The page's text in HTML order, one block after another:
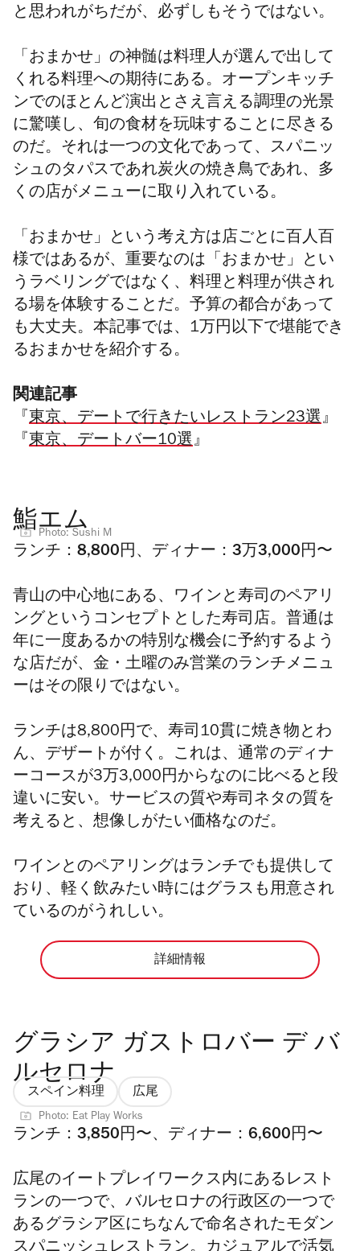
と思われがちだが、必ずしもそうではない。
「おまかせ」の神髄は料理人が選んで出して
くれる料理への期待にある。オープンキッチ
ンでのほとんど演出とさえ言える調理の光景
に驚嘆し、旬の食材を玩味することに尽きる
のだ。それは一つの文化であって、スパニッ
シュのタパスであれ炭火の焼き鳥であれ、多
くの店がメニューに取り入れている。
「おまかせ」という考え方は店ごとに百人百
様ではあるが、重要なのは「おまかせ」とい
うラベリングではなく、料理と料理が供され
る場を体験することだ。予算の都合があって
も大丈夫。本記事では、1万円以下で堪能でき
るおまかせを紹介する。
関連記事
『 東京、デートで行きたいレストラン23選』
『 東京、デートバー10選』
鮨エム
Photo: Sushi M
ランチ：8,800円、ディナー：3万3,000円〜
青山の中心地にある、 ワインと寿司のペアリ
ングというコンセプトとした寿司店。普通は
年に一度あるかの特別な機会に予約するよう
な店だが、金・土曜のみ営業のランチメニュ
ーはその限りではない。
ランチは8,800円で、寿司10貫に焼き物とわ
ん、デザートが付く。これは、通常のディナ
ーコースが3万3,000円からなのに比べると段
違いに安い。サービスの質や寿司ネタの質を
考えると、想像しがたい価格なのだ。
ワインとのペアリングはランチでも提供して
おり、軽く飲みたい時にはグラスも用意され
ているのがうれしい。
詳細情報
グラシア ガストロバー デ バ
ルセロナ
スペイン料理 広尾
Photo: Eat Play Works
ランチ：3,850円〜、ディナー：6,600円〜
広尾のイートプレイワークス内にあるレスト
ランの一つで、バルセロナの行政区の一つで
あるグラシア区にちなんで命名されたモダン